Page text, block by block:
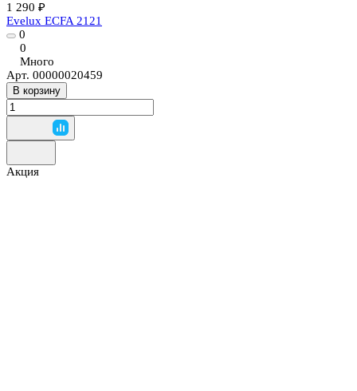
1 290 ₽
Evelux ECFA 2121
0
0
Много
Арт. 00000020459
В корзину
Акция